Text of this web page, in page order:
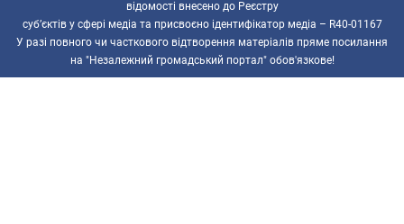
відомості внесено до Реєстру
суб’єктів у сфері медіа та присвоєно ідентифікатор медіа – R40-01167
У разі повного чи часткового відтворення матеріалів пряме посилання
на "Незалежний громадський портал" обов'язкове!